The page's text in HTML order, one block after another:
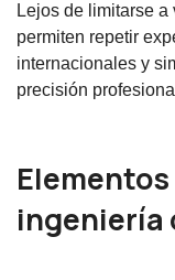
Lejos de limitarse
permiten repetir
internacionales y
precisión
ingeniería